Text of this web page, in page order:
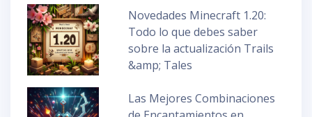
Novedades Minecraft 1.20:
Todo lo que debes saber
sobre la actualización Trails
&amp; Tales
Las Mejores Combinaciones